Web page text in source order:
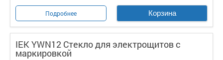
Подробнее Корзина
IEK YWN12 Стекло для электрощитов с
маркировкой